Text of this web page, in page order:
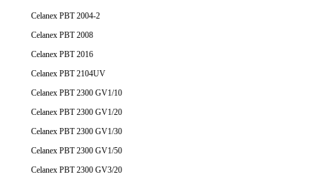
Celanex PBT 2004-2
Celanex PBT 2008
Celanex PBT 2016
Celanex PBT 2104UV
Celanex PBT 2300 GV1/10
Celanex PBT 2300 GV1/20
Celanex PBT 2300 GV1/30
Celanex PBT 2300 GV1/50
Celanex PBT 2300 GV3/20